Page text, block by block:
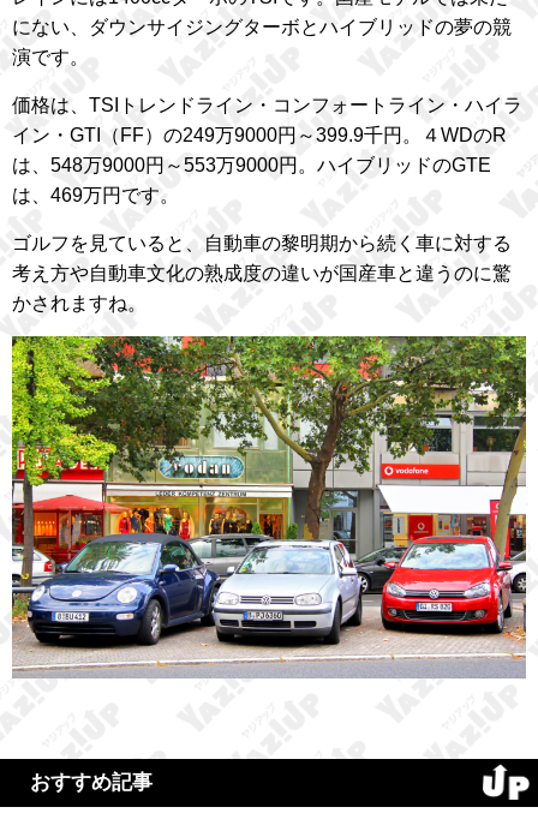
にない、ダウンサイジングターボとハイブリッドの夢の競
演です。
価格は、TSIトレンドライン・コンフォートライン・ハイラ
イン・GTI（FF）の249万9000円～399.9千円。４WDのR
は、548万9000円～553万9000円。ハイブリッドのGTE
は、469万円です。
ゴルフを見ていると、自動車の黎明期から続く車に対する
考え方や自動車文化の熟成度の違いが国産車と違うのに驚
かされますね。
おすすめ記事